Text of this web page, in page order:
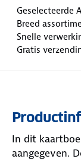
Geselecteerde
Breed
Snelle
Gratis
In dit
aangegeven.